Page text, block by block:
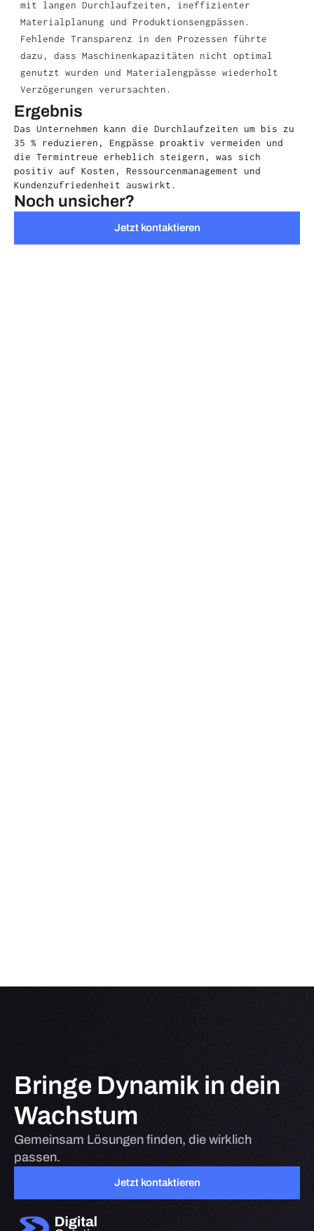
mit langen Durchlaufzeiten, ineffizienter
Materialplanung und Produktionsengpässen.
Fehlende Transparenz in den Prozessen führte
dazu, dass Maschinenkapazitäten nicht optimal
genutzt wurden und Materialengpässe wiederholt
Verzögerungen verursachten.
Ergebnis
Das Unternehmen kann die Durchlaufzeiten um bis zu
35 % reduzieren, Engpässe proaktiv vermeiden und
die Termintreue erheblich steigern, was sich
positiv auf Kosten, Ressourcenmanagement und
Kundenzufriedenheit auswirkt.
Noch unsicher?
Jetzt kontaktieren
Bringe Dynamik in dein
Wachstum
Gemeinsam Lösungen finden, die wirklich
passen.
Jetzt kontaktieren